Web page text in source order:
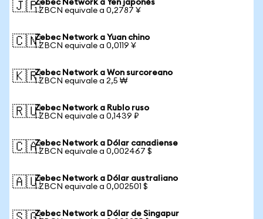
🇯🇵Zebec Network a Yen japonés
1 ZBCN equivale a 0,2787 ¥
🇨🇳Zebec Network a Yuan chino
1 ZBCN equivale a 0,0119 ¥
🇰🇷Zebec Network a Won surcoreano
1 ZBCN equivale a 2,5 ₩
🇷🇺Zebec Network a Rublo ruso
1 ZBCN equivale a 0,1439 ₽
🇨🇦Zebec Network a Dólar canadiense
1 ZBCN equivale a 0,002467 $
🇦🇺Zebec Network a Dólar australiano
1 ZBCN equivale a 0,002501 $
Zebec Network a Dólar de Singapur